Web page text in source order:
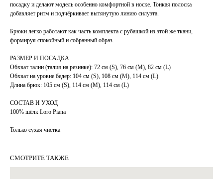
посадку и делают модель особенно комфортной в носке. Тонкая полоска
добавляет ритм и подчёркивает вытянутую линию силуэта.
Брюки легко работают как часть комплекта с рубашкой из этой же ткани,
формируя спокойный и собранный образ.
РАЗМЕР И ПОСАДКА
Обхват талии (талия на резинке): 72 см (S), 76 см (М), 82 см (L)
Обхват на уровне бедер: 104 см (S), 108 см (М), 114 см (L)
Длина брюк: 105 см (S), 114 см (М), 114 см (L)
СОСТАВ И УХОД
100% шёлк Loro Piana
Только сухая чистка
СМОТРИТЕ ТАКЖЕ